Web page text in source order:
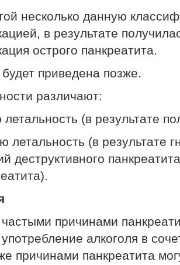
несколько данную
в результате
острого панкреатита.
приведена позже.
различают:
(в результате
летальность (в результате
деструктивного
причинами
алкоголя в
причинами панкреатита